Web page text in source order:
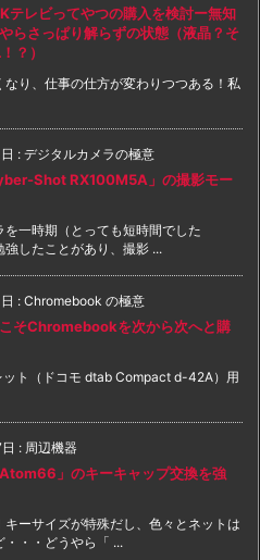
テレビってやつの購入を検討ー無知
らさっぱり解らずの状態（液晶？そ
？）
なり、仕事の仕方が変わりつつある！私
: デジタルカメラの極意
Shot RX100M5A」の撮影モー
を一時期（とっても短時間でした
強したことがあり、撮影 ...
: Chromebook の極意
そChromebookを次から次へと購
ト（ドコモ dtab Compact d-42A）用
: 周辺機器
」のキーキャップ交換を強
キーサイズが特殊だし、色々とネットは
・・どうやら「 ...